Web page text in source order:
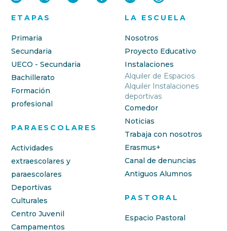
ETAPAS
Primaria
Secundaria
UECO - Secundaria
Bachillerato
Formación
profesional
PARAESCOLARES
Actividades
extraescolares y
paraescolares
Deportivas
Culturales
Centro Juvenil
Campamentos
LA ESCUELA
Nosotros
Proyecto Educativo
Instalaciones
Alquiler de Espacios
Alquiler Instalaciones
deportivas
Comedor
Noticias
Trabaja con nosotros
Erasmus+
Canal de denuncias
Antiguos Alumnos
PASTORAL
Espacio Pastoral